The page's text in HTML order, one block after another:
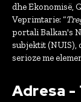
dhe Ekonomisë,
Veprimtarie: “
portali Balkan's
subjektit (NUIS),
serioze me
Adresa -